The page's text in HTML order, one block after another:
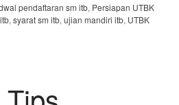
pendaftaran sm itb, Persiapan UTBK
, syarat sm itb, ujian mandiri itb, UTBK